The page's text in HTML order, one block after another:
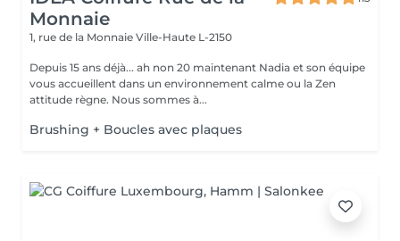
Monnaie
1, rue de la Monnaie Ville-Haute L-2150
Depuis 15 ans déjà... ah non 20 maintenant Nadia et son équipe
vous accueillent dans un environnement calme ou la Zen
attitude règne. Nous sommes à...
Brushing + Boucles avec plaques